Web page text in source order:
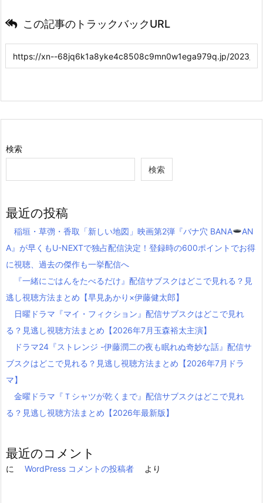
この記事のトラックバックURL
検索
検索
最近の投稿
稲垣・草彅・香取「新しい地図」映画第2弾『バナ穴 BANA
AN
A』が早くもU-NEXTで独占配信決定！登録時の600ポイントでお得
に視聴、過去の傑作も一挙配信へ
『一緒にごはんをたべるだけ』配信サブスクはどこで見れる？見
逃し視聴方法まとめ【早見あかり×伊藤健太郎】
日曜ドラマ『マイ・フィクション』配信サブスクはどこで見れ
る？見逃し視聴方法まとめ【2026年7月玉森裕太主演】
ドラマ24『ストレンジ -伊藤潤二の夜も眠れぬ奇妙な話』配信サ
ブスクはどこで見れる？見逃し視聴方法まとめ【2026年7月ドラ
マ】
金曜ドラマ『Ｔシャツが乾くまで』配信サブスクはどこで見れ
る？見逃し視聴方法まとめ【2026年最新版】
最近のコメント
に WordPress コメントの投稿者 より